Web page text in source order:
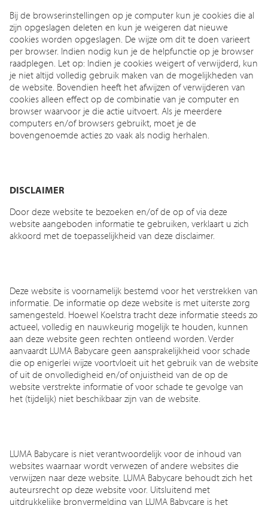
Bij de browserinstellingen op je computer kun je cookies die al
zijn opgeslagen deleten en kun je weigeren dat nieuwe
cookies worden opgeslagen. De wijze om dit te doen varieert
per browser. Indien nodig kun je de helpfunctie op je browser
raadplegen. Let op: Indien je cookies weigert of verwijderd, kun
je niet altijd volledig gebruik maken van de mogelijkheden van
de website. Bovendien heeft het afwijzen of verwijderen van
cookies alleen effect op de combinatie van je computer en
browser waarvoor je die actie uitvoert. Als je meerdere
computers en/of browsers gebruikt, moet je de
bovengenoemde acties zo vaak als nodig herhalen.
DISCLAIMER
Door deze website te bezoeken en/of de op of via deze
website aangeboden informatie te gebruiken, verklaart u zich
akkoord met de toepasselijkheid van deze disclaimer.
Deze website is voornamelijk bestemd voor het verstrekken van
informatie. De informatie op deze website is met uiterste zorg
samengesteld. Hoewel Koelstra tracht deze informatie steeds zo
actueel, volledig en nauwkeurig mogelijk te houden, kunnen
aan deze website geen rechten ontleend worden. Verder
aanvaardt LUMA Babycare geen aansprakelijkheid voor schade
die op enigerlei wijze voortvloeit uit het gebruik van de website
of uit de onvolledigheid en/of onjuistheid van de op de
website verstrekte informatie of voor schade te gevolge van
het (tijdelijk) niet beschikbaar zijn van de website.
LUMA Babycare is niet verantwoordelijk voor de inhoud van
websites waarnaar wordt verwezen of andere websites die
verwijzen naar deze website. LUMA Babycare behoudt zich het
auteursrecht op deze website voor. Uitsluitend met
uitdrukkelijke bronvermelding van LUMA Babycare is het